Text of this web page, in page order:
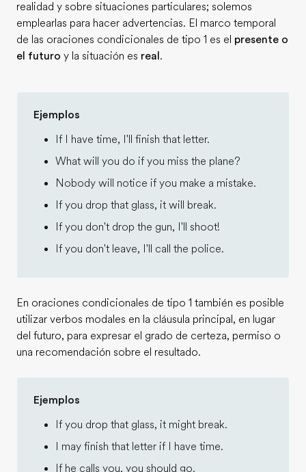
realidad y sobre situaciones particulares; solemos
emplearlas para hacer advertencias. El marco temporal
de las oraciones condicionales de tipo 1 es el presente o
el futuro y la situación es real .
Ejemplos
If I have time, I'll finish that letter.
What will you do if you miss the plane?
Nobody will notice if you make a mistake.
If you drop that glass, it will break.
If you don't drop the gun, I'll shoot!
If you don't leave, I'll call the police.
En oraciones condicionales de tipo 1 también es posible
utilizar verbos modales en la cláusula principal, en lugar
del futuro, para expresar el grado de certeza, permiso o
una recomendación sobre el resultado.
Ejemplos
If you drop that glass, it might break.
I may finish that letter if I have time.
If he calls you, you should go.